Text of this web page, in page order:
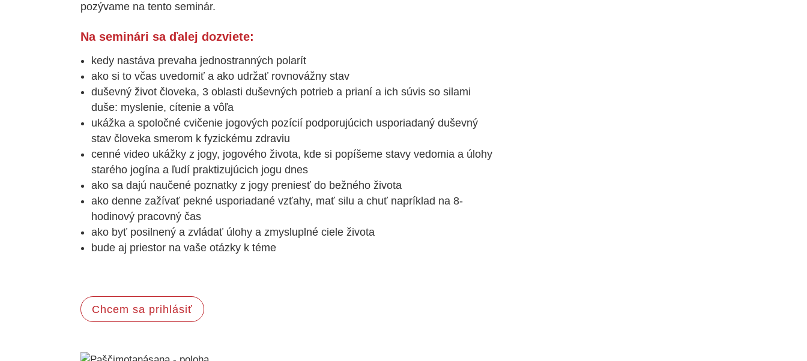
pozývame na tento seminár.
Na seminári sa ďalej dozviete:
kedy nastáva prevaha jednostranných polarít
ako si to včas uvedomiť a ako udržať rovnovážny stav
duševný život človeka, 3 oblasti duševných potrieb a prianí a ich súvis so silami
duše: myslenie, cítenie a vôľa
ukážka a spoločné cvičenie jogových pozícií podporujúcich usporiadaný duševný
stav človeka smerom k fyzickému zdraviu
cenné video ukážky z jogy, jogového života, kde si popíšeme stavy vedomia a úlohy
starého jogína a ľudí praktizujúcich jogu dnes
ako sa dajú naučené poznatky z jogy preniesť do bežného života
ako denne zažívať pekné usporiadané vzťahy, mať silu a chuť napríklad na 8-
hodinový pracovný čas
ako byť posilnený a zvládať úlohy a zmysluplné ciele života
bude aj priestor na vaše otázky k téme
Chcem sa prihlásiť